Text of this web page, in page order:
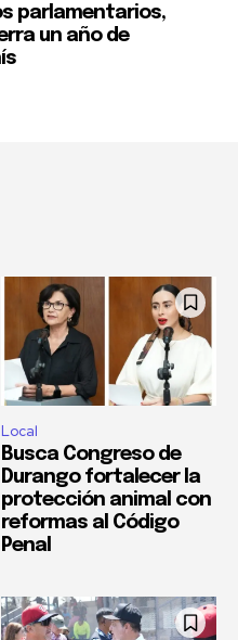
parlamentarios,
un año de
Local
Busca Congreso de
Durango fortalecer la
protección animal con
reformas al Código
Penal